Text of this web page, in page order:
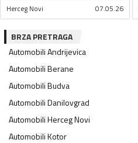
Herceg Novi 07.05.26
BRZA PRETRAGA
AutomobiliAndrijevica
AutomobiliBerane
AutomobiliBudva
AutomobiliDanilovgrad
AutomobiliHerceg Novi
AutomobiliKotor